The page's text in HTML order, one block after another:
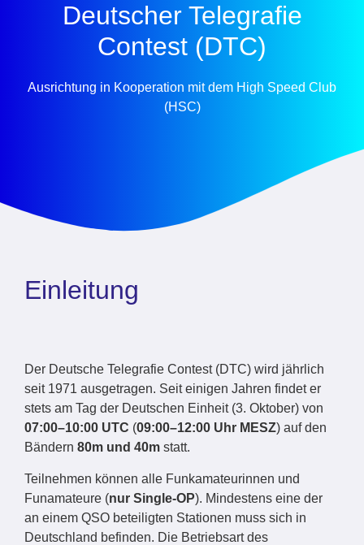
Deutscher Telegrafie
Contest (DTC)
Ausrichtung in Kooperation mit dem High Speed Club
(HSC)
Einleitung
Der Deutsche Telegrafie Contest (DTC) wird jährlich
seit 1971 ausgetragen. Seit einigen Jahren findet er
stets am Tag der Deutschen Einheit (3. Oktober) von
07:00–10:00 UTC (09:00–12:00 Uhr MESZ) auf den
Bändern 80m und 40m statt.
Teilnehmen können alle Funkamateurinnen und
Funamateure (nur Single-OP). Mindestens eine der
an einem QSO beteiligten Stationen muss sich in
Deutschland befinden. Die Betriebsart des